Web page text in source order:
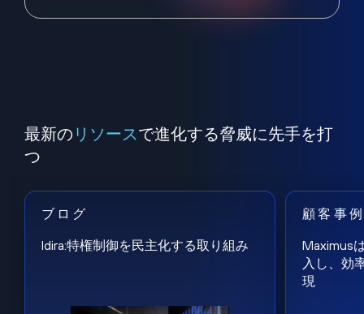
最新の リソースで進化する脅威に先手を打
つ
ブログ
Idira:特権制御を民主化する取り組み
顧客事
Maximus
入し、効
現